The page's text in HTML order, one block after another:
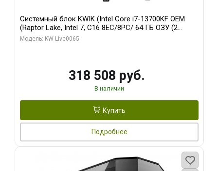
Системный блок KWIK (Intel Core i7-13700KF OEM
(Raptor Lake, Intel 7, C16 8EC/8PC/ 64 ГБ ОЗУ (2
модуля)/ ASUS RTX5080 PROART OC 16GB GDDR7
Модель: KW-Live0065
318 508 руб.
В наличии
Купить
Подробнее